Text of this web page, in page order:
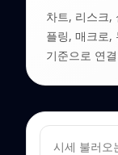
차트, 리스크,
플링, 매크로
기준으로 연
시세 불러오